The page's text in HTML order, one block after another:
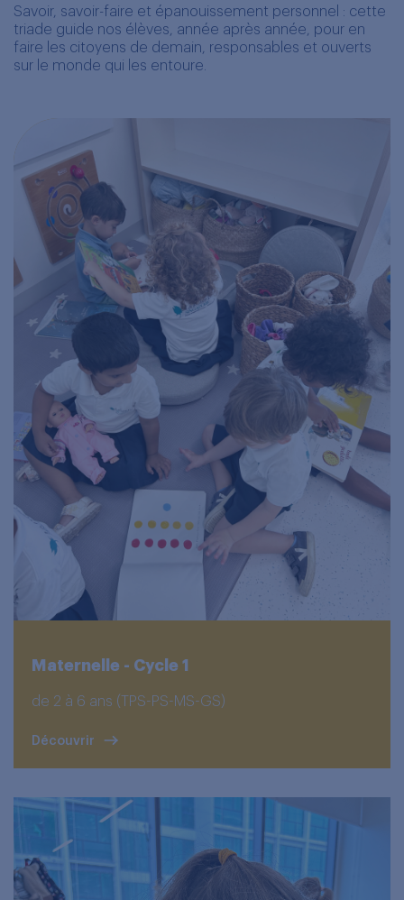
Savoir, savoir-faire et épanouissement personnel : cette
triade guide nos élèves, année après année, pour en
faire les citoyens de demain, responsables et ouverts
sur le monde qui les entoure.
Maternelle - Cycle 1
de 2 à 6 ans (TPS-PS-MS-GS)
Découvrir